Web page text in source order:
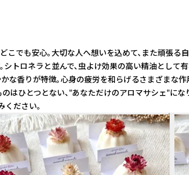
心。大切な人へ想いを込めて、また頑
ラと並んで、虫よけ効果の高い精油と
が特徴。心身の疲労を和らげるさまざ
とない、"あなただけのアロマサシェ"に
ださい。